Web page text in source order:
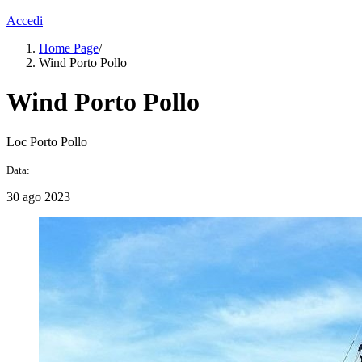
Accedi
Home Page/
Wind Porto Pollo
Wind Porto Pollo
Loc Porto Pollo
Data:
30 ago 2023